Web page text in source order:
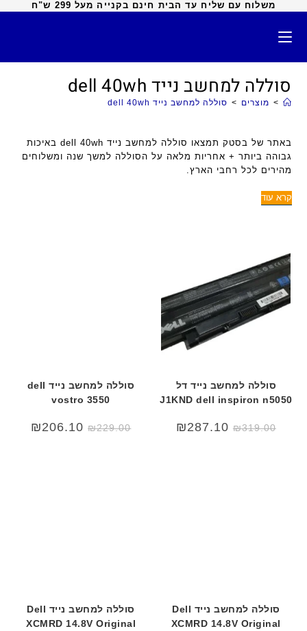
משלוח עם שליח עד הבית חינם בקנייה מעל 299 ש"ח
סוללה למחשב נייד dell 40wh
> מוצרים > סוללה למחשב נייד dell 40wh
באתר של בסטק תמצאו סוללה למחשב נייד dell 40wh באיכות
גבוהה ביותר + אחריות מלאה על הסוללה למשך שנה ומשלוחים
מהירים לכל רחבי הארץ.
קרא עוד
סוללה למחשב נייד דל
J1KND dell inspiron n5050
המחיר
המקורי
₪319.00
המחיר
הנוכחי
₪287.10
סוללה למחשב נייד dell
vostro 3550
₪229.00
₪206.10
סוללה למחשב נייד Dell
XCMRD 14.8V Original
סוללה למחשב נייד Dell
XCMRD 14.8V Original